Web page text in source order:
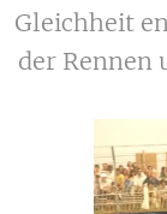
Gleichheit
der Rennen